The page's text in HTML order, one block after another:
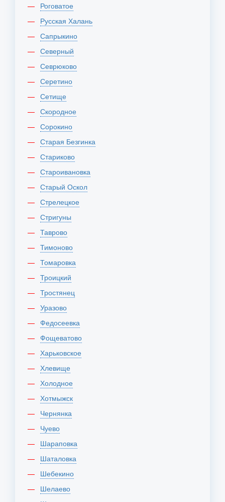
Роговатое
Русская Халань
Сапрыкино
Северный
Севрюково
Серетино
Сетище
Скородное
Сорокино
Старая Безгинка
Стариково
Староивановка
Старый Оскол
Стрелецкое
Стригуны
Таврово
Тимоново
Томаровка
Троицкий
Тростянец
Уразово
Федосеевка
Фощеватово
Харьковское
Хлевище
Холодное
Хотмыжск
Чернянка
Чуево
Шараповка
Шаталовка
Шебекино
Шелаево